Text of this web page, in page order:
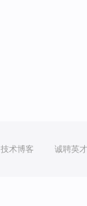
技术博客 诚聘英才